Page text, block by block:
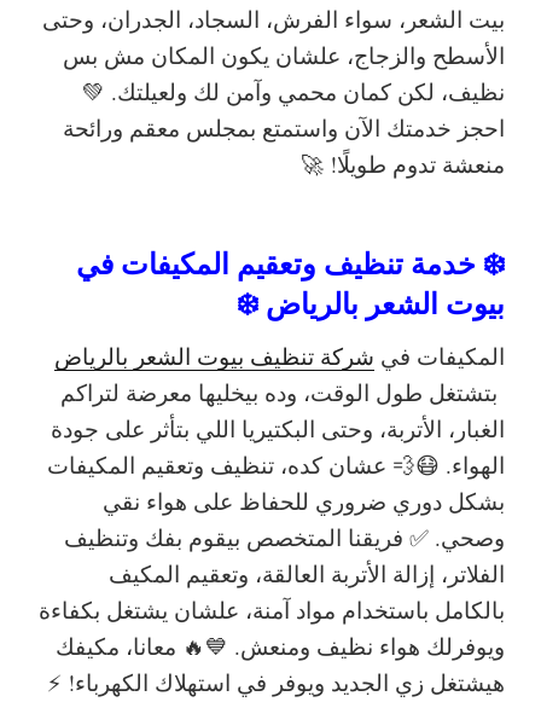
بيت الشعر، سواء الفرش، السجاد، الجدران، وحتى
الأسطح والزجاج، علشان يكون المكان مش بس
نظيف، لكن كمان محمي وآمن لك ولعيلتك. 💚
احجز خدمتك الآن واستمتع بمجلس معقم ورائحة
منعشة تدوم طويلًا! 🚀
❄️ خدمة تنظيف وتعقيم المكيفات في
بيوت الشعر بالرياض ❄️
المكيفات في شركة تنظيف بيوت الشعر بالرياض
بتشتغل طول الوقت، وده بيخليها معرضة لتراكم
الغبار، الأتربة، وحتى البكتيريا اللي بتأثر على جودة
الهواء. 😷💨 عشان كده، تنظيف وتعقيم المكيفات
بشكل دوري ضروري للحفاظ على هواء نقي
وصحي. ✅ فريقنا المتخصص بيقوم بفك وتنظيف
الفلاتر، إزالة الأتربة العالقة، وتعقيم المكيف
بالكامل باستخدام مواد آمنة، علشان يشتغل بكفاءة
ويوفرلك هواء نظيف ومنعش. 💙🔥 معانا، مكيفك
هيشتغل زي الجديد ويوفر في استهلاك الكهرباء! ⚡